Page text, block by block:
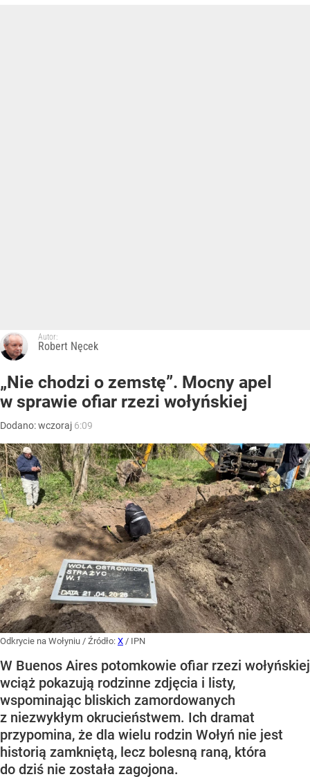
Autor:
Robert Nęcek
„Nie chodzi o zemstę”. Mocny apel
w sprawie ofiar rzezi wołyńskiej
Dodano:wczoraj 6:09
Odkrycie na Wołyniu / Źródło: X / IPN
W Buenos Aires potomkowie ofiar rzezi wołyńskiej
wciąż pokazują rodzinne zdjęcia i listy,
wspominając bliskich zamordowanych
z niezwykłym okrucieństwem. Ich dramat
przypomina, że dla wielu rodzin Wołyń nie jest
historią zamkniętą, lecz bolesną raną, która
do dziś nie została zagojona.